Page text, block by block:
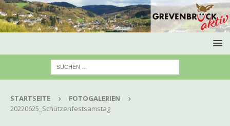
STARTSEITE
FOTOGALERIEN
20220625_Schützenfestsamstag